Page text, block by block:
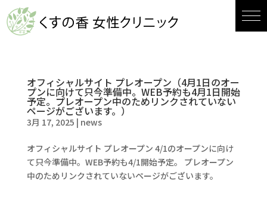
オフィシャルサイト プレオープン（4月1日のオー
プンに向けて只今準備中。WEB予約も4月1日開始
予定。プレオープン中のためリンクされていない
ページがございます。）
3月 17, 2025 | news
オフィシャルサイト プレオープン 4/1のオープンに向け
て只今準備中。WEB予約も4/1開始予定。 プレオープン
中のためリンクされていないページがございます。